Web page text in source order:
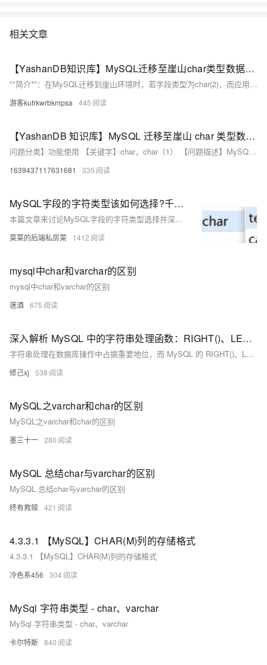
相关文章
【YashanDB知识库】MySQL迁移至崖山char类型数据自动补空格问题
**简介**：在MySQL迁移到崖山环境时，若字段类型为char(2)，而应用存储的数据仅为&#39;0&#39;或&#39;1&#39;，查询时崖山会自动补空格。原因是mysql的sql_mode可能启用了PAD_CHAR_TO_FULL_LENGTH模式，导致保留CHAR类型尾随空格。解决方法是与应用确认数据需求，可将崖山环境中的char类型改为varchar类型以规避补空格问题，适用于所有版本。
游客kufrkwrbkmpsa 445
【YashanDB 知识库】MySQL 迁移至崖山 char 类型数据自动补空格问题
问题分类】功能使用 【关键字】char，char（1） 【问题描述】MySQL 迁移至崖山环境，字段类型源端和目标端都为 char(2)，但应用存储的数据为'0'、'1'，此时崖山查询该表字段时会自动补充空格 【问题原因分析】mysql 有 sql_mode 控制，检查是否启用了 PAD_CHAR_TO_FULL_LENGTH SQL 模式。如果启用了这个模式，MySQL 才会保留 CHAR 类型字段的尾随空格，默认没有启动。 #查看sql_mode mysql> SHOW VARIABLES LIKE 'sql_mode'; 【解决/规避方法】与应用确认存储的数据，正确定义数据
1639437117631681 335
MySQL字段的字符类型该如何选择?千万数据下varchar和char性能竟然相差30%🚀
本篇文章来讨论MySQL字段的字符类型选择并深入实践char与varchar类型的区别以及在千万数据下的性能测试
菜菜的后端私房菜 1412
mysql中char和varchar的区别
mysql中char和varchar的区别
蒾酒 675
深入解析 MySQL 中的字符串处理函数：RIGHT()、LEFT() 和 CHAR_LENGTH()
字符串处理在数据库操作中占据重要地位，而 MySQL 的 RIGHT()、LEFT() 和 CHAR_LENGTH() 函数为我们提供了便捷的方法来处理字符串的提取和长度计算。无论是用于数据清洗、数据分析还是业务逻辑实现，这些函数都能发挥巨大作用。
修己xj 538
MySQL之varchar和char的区别
MySQL之varchar和char的区别
墨三十一 280
MySQL 总结char与varchar的区别
MySQL 总结char与varchar的区别
终有救赎 421
4.3.3.1 【MySQL】CHAR(M)列的存储格式
4.3.3.1 【MySQL】CHAR(M)列的存储格式
冷色系456 304
MySql 字符串类型 - char、varchar
MySql 字符串类型 - char、varchar
卡尔特斯 840